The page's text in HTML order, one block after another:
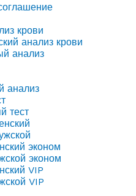
крови
анализ крови
анализ
анализ
тест
эконом
эконом
VIP
VIP